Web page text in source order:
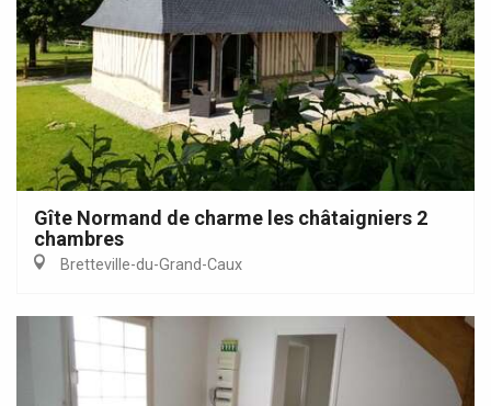
Gîte Normand de charme les châtaigniers 2
chambres
Bretteville-du-Grand-Caux